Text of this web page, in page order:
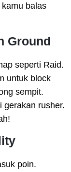
balas
Ground
seperti Raid.
untuk block
sempit.
gerakan rusher.
poin.